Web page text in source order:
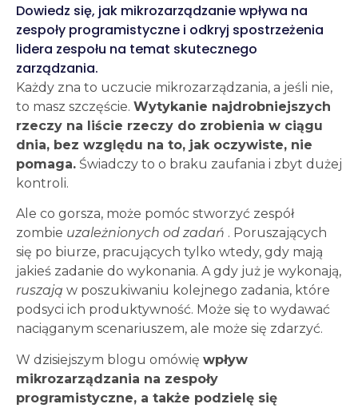
Dowiedz się, jak mikrozarządzanie wpływa na
zespoły programistyczne i odkryj spostrzeżenia
lidera zespołu na temat skutecznego
zarządzania.
Każdy zna to uczucie mikrozarządzania, a jeśli nie,
to masz szczęście. Wytykanie najdrobniejszych
rzeczy na liście rzeczy do zrobienia w ciągu
dnia, bez względu na to, jak oczywiste, nie
pomaga. Świadczy to o braku zaufania i zbyt dużej
kontroli.
Ale co gorsza, może pomóc stworzyć zespół
zombie uzależnionych od zadań . Poruszających
się po biurze, pracujących tylko wtedy, gdy mają
jakieś zadanie do wykonania. A gdy już je wykonają,
ruszają w poszukiwaniu kolejnego zadania, które
podsyci ich produktywność. Może się to wydawać
naciąganym scenariuszem, ale może się zdarzyć.
W dzisiejszym blogu omówię wpływ
mikrozarządzania na zespoły
programistyczne, a także podzielę się